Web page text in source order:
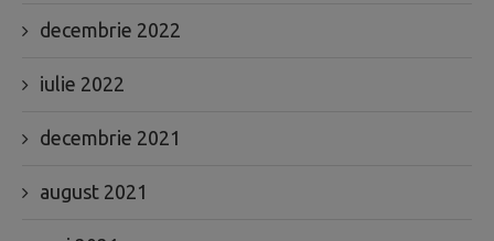
decembrie 2022
iulie 2022
decembrie 2021
august 2021